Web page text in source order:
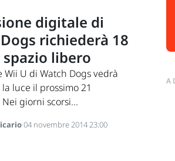
digitale di
richiederà 18
libero
Wii U di Watch Dogs vedrà
luce il prossimo 21
giorni scorsi...
04 novembre 2014 23:00